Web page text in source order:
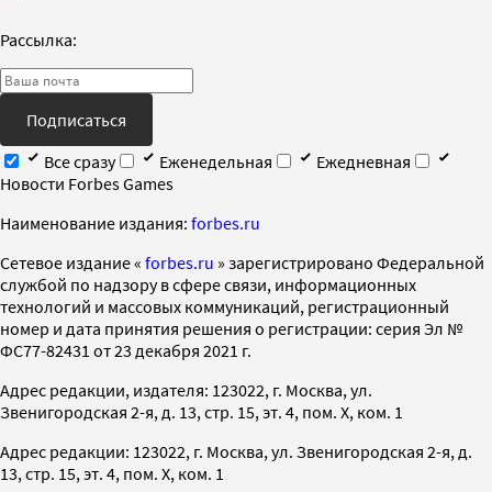
Рассылка:
Подписаться
Все сразу
Еженедельная
Ежедневная
Новости Forbes Games
Наименование издания: forbes.ru
Cетевое издание « forbes.ru » зарегистрировано Федеральной
службой по надзору в сфере связи, информационных
технологий и массовых коммуникаций, регистрационный
номер и дата принятия решения о регистрации: серия Эл №
ФС77-82431 от 23 декабря 2021 г.
Адрес редакции, издателя: 123022, г. Москва, ул.
Звенигородская 2-я, д. 13, стр. 15, эт. 4, пом. X, ком. 1
Адрес редакции: 123022, г. Москва, ул. Звенигородская 2-я, д.
13, стр. 15, эт. 4, пом. X, ком. 1